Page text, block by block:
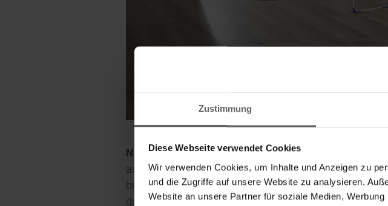
Zustimmung
Diese Webseite verwendet Cookies
Wir verwenden Cookies, um Inhalte und Anzeigen zu
und die Zugriffe auf unsere Website zu analysieren.
Website an unsere Partner für soziale Medien,
Nassau, 14.11.2018.Bei einer Großfamilie fallen pro
aus Kleidung, Bettwäsche und Handtüchern soll dabei
bietet die Lösung: Der Classic Extendable 230 Solid
des ausziehbaren Trockengitters aktuell der längste